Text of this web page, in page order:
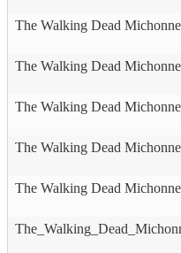
The Walking Dead
The Walking Dead
The Walking Dead
The Walking Dead
The Walking Dead